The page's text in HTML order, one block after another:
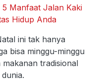
Manfaat Jalan Kaki
Hidup Anda
ini tak hanya
bisa minggu-minggu
tradisional